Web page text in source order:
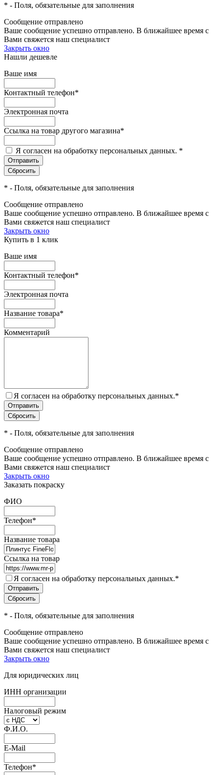
* - Поля, обязательные для заполнения
Сообщение отправлено
Ваше сообщение успешно отправлено. В ближайшее время с
Вами свяжется наш специалист
Закрыть окно
Нашли дешевле
Ваше имя
Контактный телефон*
Электронная почта
Ссылка на товар другого магазина*
Я согласен на обработку персональных данных. *
* - Поля, обязательные для заполнения
Сообщение отправлено
Ваше сообщение успешно отправлено. В ближайшее время с
Вами свяжется наш специалист
Закрыть окно
Купить в 1 клик
Ваше имя
Контактный телефон*
Электронная почта
Название товара*
Комментарий
Я согласен на обработку персональных данных.*
* - Поля, обязательные для заполнения
Сообщение отправлено
Ваше сообщение успешно отправлено. В ближайшее время с
Вами свяжется наш специалист
Закрыть окно
Заказать покраску
ФИО
Телефон*
Название товара
Ссылка на товар
Я согласен на обработку персональных данных.*
* - Поля, обязательные для заполнения
Сообщение отправлено
Ваше сообщение успешно отправлено. В ближайшее время с
Вами свяжется наш специалист
Закрыть окно
Для юридических лиц
ИНН организации
Налоговый режим
Ф.И.О.
E-Mail
Телефон*